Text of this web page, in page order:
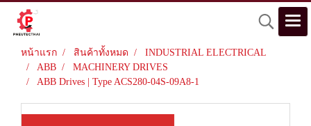
หน้าแรก สินค้าทั้งหมด
INDUSTRIAL ELECTRICAL
ABB
MACHINERY DRIVES
ABB Drives | Type ACS280-04S-09A8-1